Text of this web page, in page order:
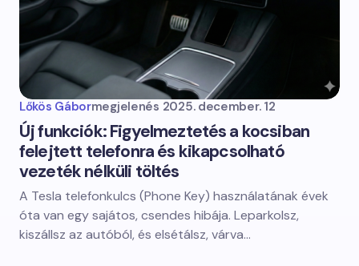
Lőkös Gábormegjelenés 2025. december. 12
Új funkciók: Figyelmeztetés a kocsiban
felejtett telefonra és kikapcsolható
vezeték nélküli töltés
A Tesla telefonkulcs (Phone Key) használatának évek
óta van egy sajátos, csendes hibája. Leparkolsz,
kiszállsz az autóból, és elsétálsz, várva…